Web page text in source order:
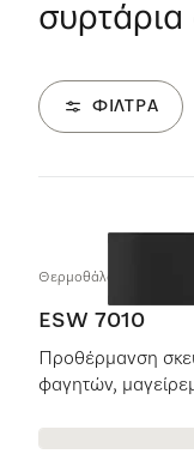
ΦΊΛΤΡΑ
Θερμοθάλαμος
ESW 7010
Προθέρμανση
φαγητών,